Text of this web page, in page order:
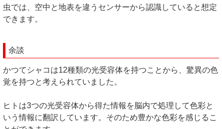
虫では、空中と地表を違うセンサーから認識していると想定
できます。
余談
かつてシャコは12種類の光受容体を持つことから、驚異の色
覚を持つと考えられていました。
ヒトは3つの光受容体から得た情報を脳内で処理して色彩と
いう情報に翻訳しています。そのため豊かな色彩を感じるこ